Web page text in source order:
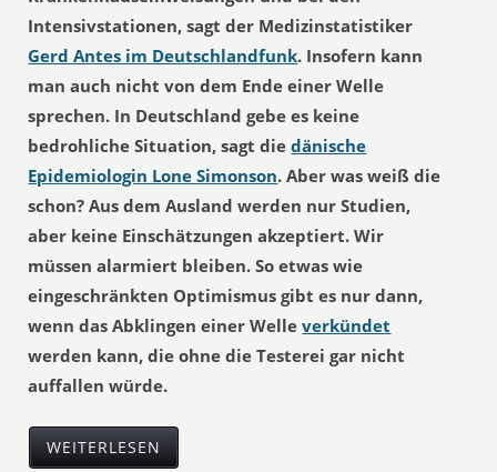
Intensivstationen, sagt der Medizinstatistiker
Gerd Antes im Deutschlandfunk. Insofern kann
man auch nicht von dem Ende einer Welle
sprechen. In Deutschland gebe es keine
bedrohliche Situation, sagt diedänische
Epidemiologin Lone Simonson. Aber was weiß die
schon? Aus dem Ausland werden nur Studien,
aber keine Einschätzungen akzeptiert. Wir
müssen alarmiert bleiben. So etwas wie
eingeschränkten Optimismus gibt es nur dann,
wenn das Abklingen einer Welleverkündet
werden kann, die ohne die Testerei gar nicht
auffallen würde.
WEITERLESEN